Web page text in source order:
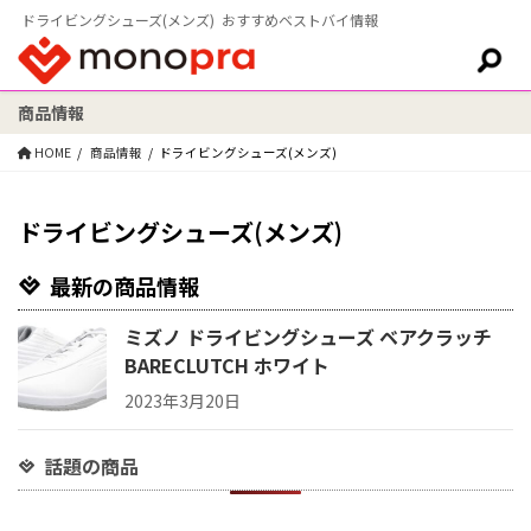
ドライビングシューズ(メンズ) おすすめベストバイ情報
検索:
商品情報
HOME 商品情報 ドライビングシューズ(メンズ)
ドライビングシューズ(メンズ)
最新の商品情報
ミズノ ドライビングシューズ ベアクラッチ
BARECLUTCH ホワイト
2023年3月20日
話題の商品